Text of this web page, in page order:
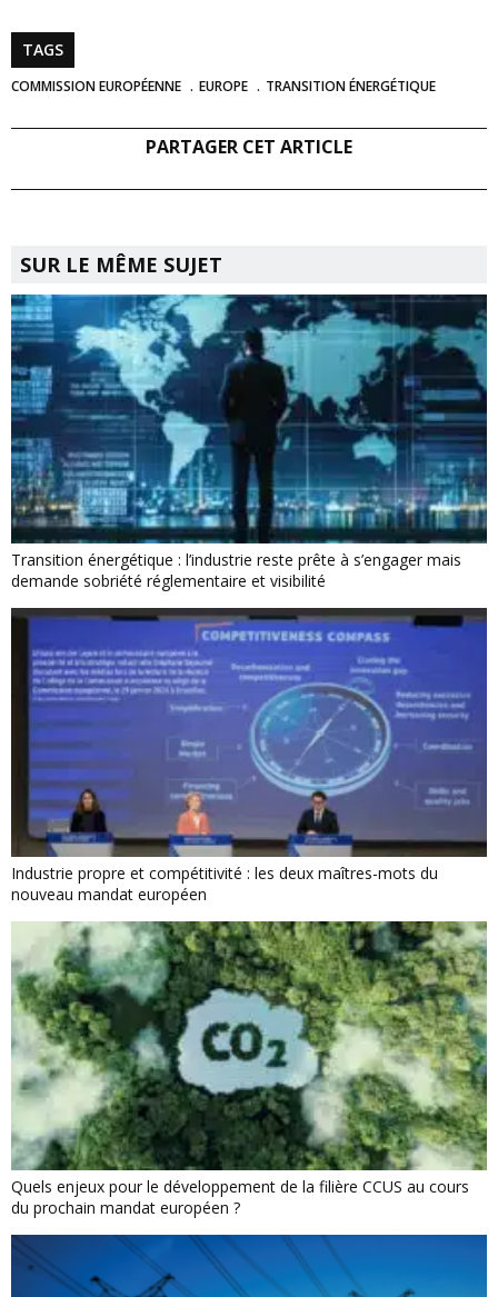
TAGS
COMMISSION EUROPÉENNE EUROPE TRANSITION ÉNERGÉTIQUE
PARTAGER CET ARTICLE
SUR LE MÊME SUJET
Transition énergétique : l’industrie reste prête à s’engager mais
demande sobriété réglementaire et visibilité
Industrie propre et compétitivité : les deux maîtres-mots du
nouveau mandat européen
Quels enjeux pour le développement de la filière CCUS au cours
du prochain mandat européen ?